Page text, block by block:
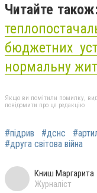
Читайте
бюджетних
нормальну
Якщо ви помітили помилку,
повідомити про це редакцію
#підрив #дснс
#друга світова війна
Книш Маргарита
Журналіст